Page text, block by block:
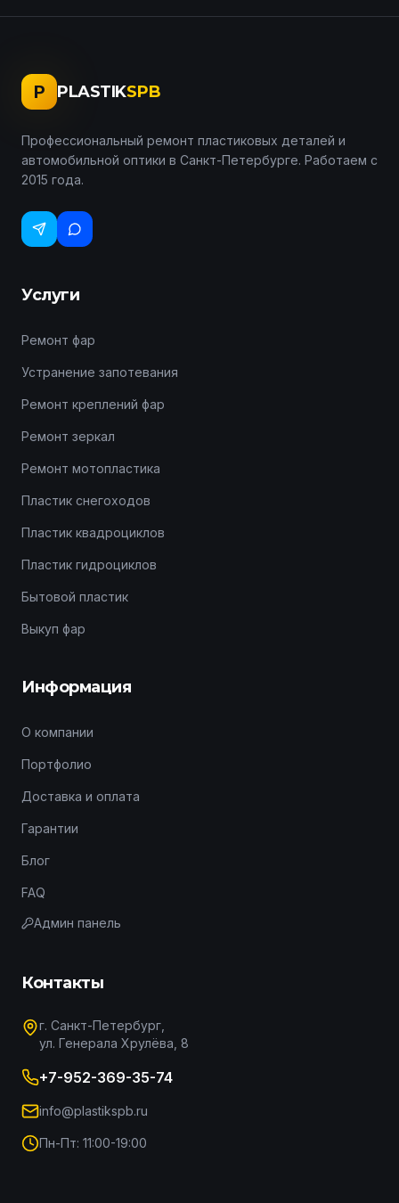
P PLASTIKSPB
Профессиональный ремонт пластиковых деталей и
автомобильной оптики в Санкт-Петербурге. Работаем с
2015 года.
Услуги
Ремонт фар
Устранение запотевания
Ремонт креплений фар
Ремонт зеркал
Ремонт мотопластика
Пластик снегоходов
Пластик квадроциклов
Пластик гидроциклов
Бытовой пластик
Выкуп фар
Информация
О компании
Портфолио
Доставка и оплата
Гарантии
Блог
FAQ
Админ панель
Контакты
г. Санкт-Петербург,
ул. Генерала Хрулёва, 8
+7-952-369-35-74
info@plastikspb.ru
Пн-Пт: 11:00-19:00